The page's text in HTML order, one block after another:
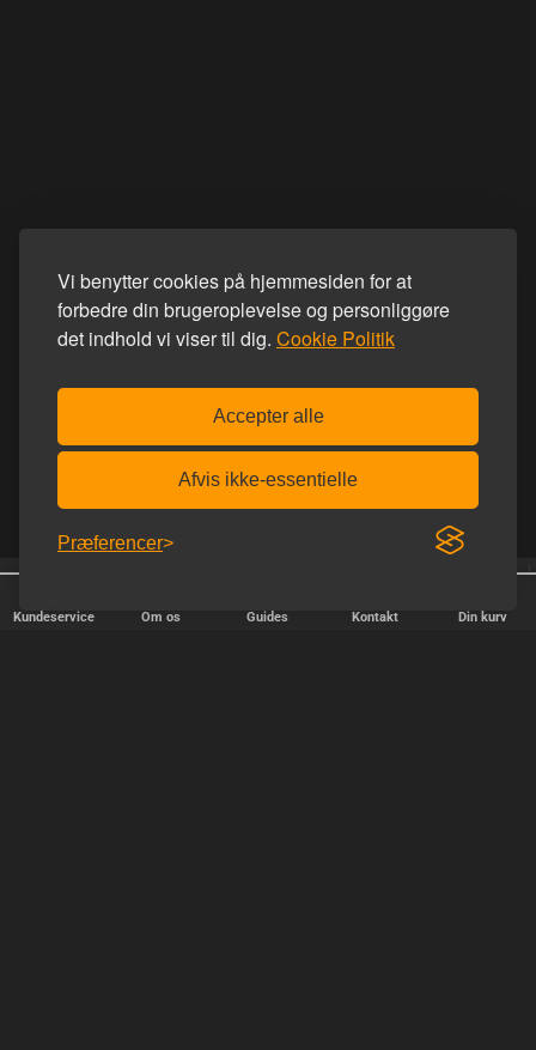
Vi benytter cookies på hjemmesiden for at
forbedre din brugeroplevelse og personliggøre
det indhold vi viser til dig. Cookie Politik
Accepter alle
Afvis ikke-essentielle
Præferencer
Kundeservice Om os Guides Kontakt Din kurv